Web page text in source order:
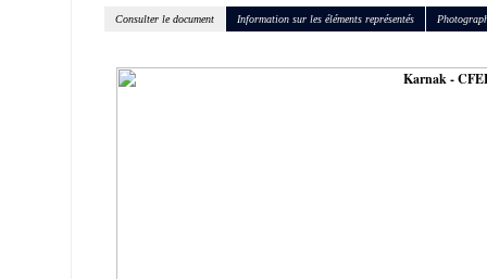
Consulter le document Information sur les éléments représentés